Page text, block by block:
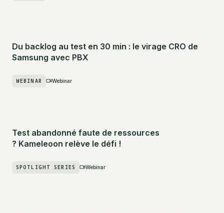
Du backlog au test en 30 min : le virage CRO de
Samsung avec PBX
WEBINAR Webinar
Test abandonné faute de ressources
? Kameleoon relève le défi !
SPOTLIGHT SERIES Webinar